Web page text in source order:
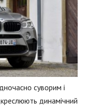
суворим і
динамічний